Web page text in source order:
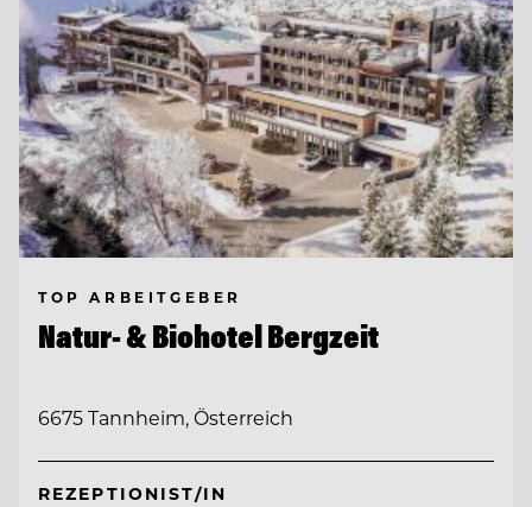
TOP ARBEITGEBER
Natur- & Biohotel Bergzeit
6675 Tannheim, Österreich
REZEPTIONIST/IN